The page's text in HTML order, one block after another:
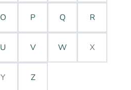
O P Q R
U V W X
Y Z